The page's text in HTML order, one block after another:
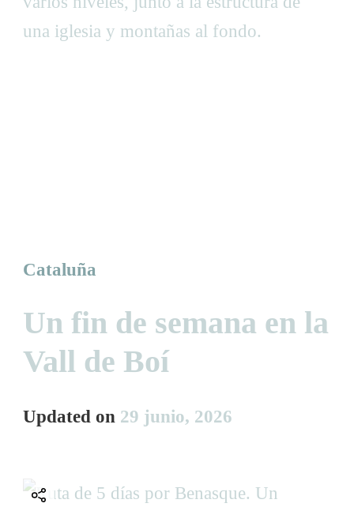
Cataluña
Un fin de semana en la
Vall de Boí
Updated on 29 junio, 2026